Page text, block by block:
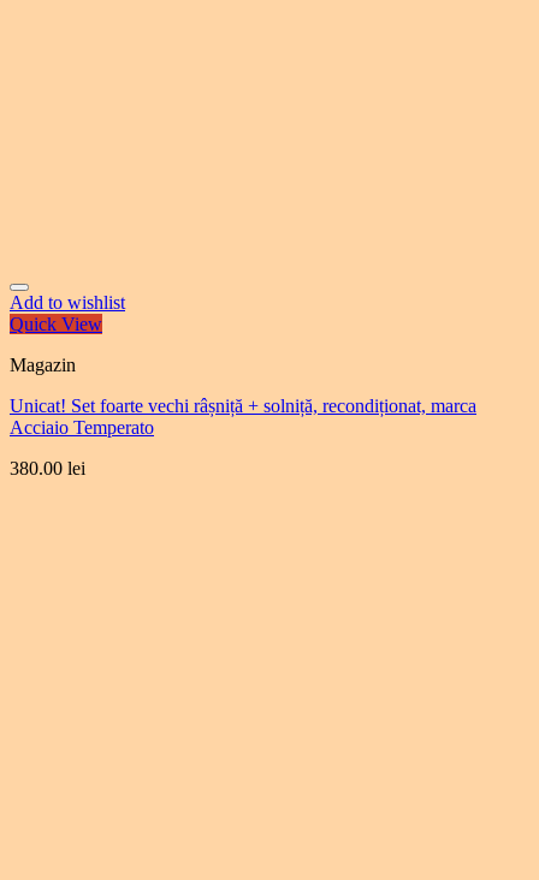
Add to wishlist
Quick View
Magazin
Unicat! Set foarte vechi râșniță + solniță, recondiționat, marca
Acciaio Temperato
380.00 lei